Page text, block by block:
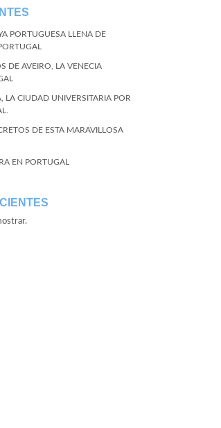
PORTUGUESA LLENA DE
DE AVEIRO, LA VENECIA
LA CIUDAD UNIVERSITARIA POR
DE ESTA MARAVILLOSA
EN PORTUGAL